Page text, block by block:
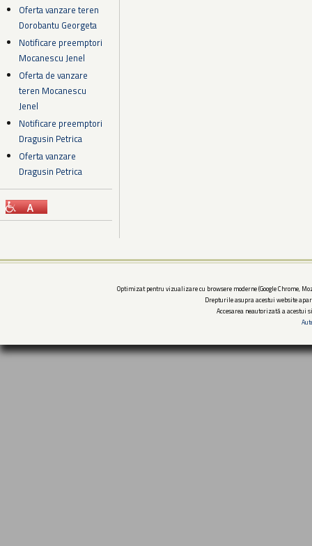
Oferta vanzare teren
Dorobantu Georgeta
Notificare preemptori
Mocanescu Jenel
Oferta de vanzare
teren Mocanescu
Jenel
Notificare preemptori
Dragusin Petrica
Oferta vanzare
Dragusin Petrica
Optimizat pentru vizualizare cu browsere moderne (Google Chrome,
Drepturile asupra acestui website
Accesarea neautorizată a acestui